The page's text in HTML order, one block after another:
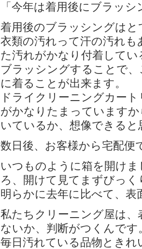
「今年は着用後にブラッ
着用後のブラッシングはと
衣類の汚れって汗の汚れ
た汚れがかなり付着して
ブラッシングすることで
に着ることが出来ます。
ドライクリーニングカー
がかなりたまっています
いているか、想像できると
数日後、お客様から宅配便
いつものように箱を開け
ろ、開けて見てまずびっく
明らかに去年に比べて、表
私たちクリーニング屋は
ないか、判断がつくんです
毎日汚れている品物とき